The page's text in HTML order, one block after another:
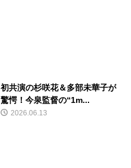
初共演の杉咲花＆多部未華子が
驚愕！今泉監督の“1m...
2026.06.13